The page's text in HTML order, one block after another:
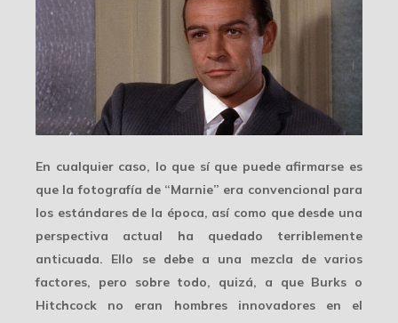
En cualquier caso, lo que sí que puede afirmarse es
que la fotografía de “Marnie” era convencional para
los estándares de la época, así como que desde una
perspectiva actual ha quedado terriblemente
anticuada. Ello se debe a una mezcla de varios
factores, pero sobre todo, quizá, a que Burks o
Hitchcock no eran hombres innovadoresen el